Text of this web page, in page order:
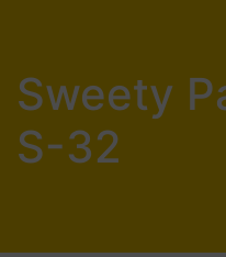
Sweety
S-32